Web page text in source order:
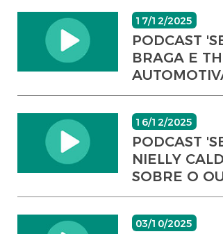
17/12/2025
PODCAST
BRAGA E
16/12/2025
PODCAST
NIELLY
SOBRE O
03/10/2025